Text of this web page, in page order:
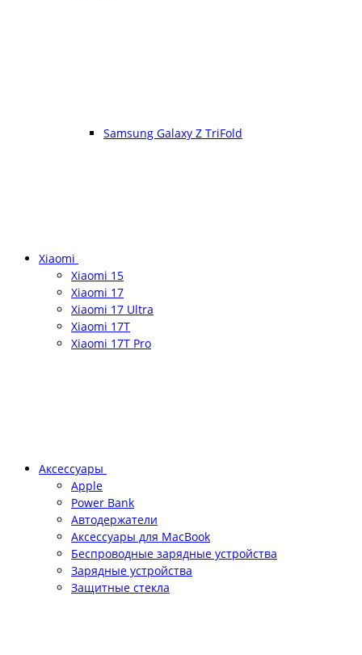
Samsung Galaxy Z TriFold
Xiaomi
Xiaomi 15
Xiaomi 17
Xiaomi 17 Ultra
Xiaomi 17T
Xiaomi 17T Pro
Аксессуары
Apple
Power Bank
Автодержатели
Аксессуары для MacBook
Беспроводные зарядные устройства
Зарядные устройства
Защитные стекла